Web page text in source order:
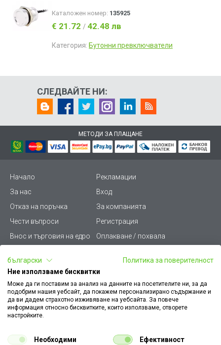
Каталожен номер: 135925
€ 21.72 / 42.48 лв
Категория: Бутонни превключватели
СЛЕДВАЙТЕ НИ:
МЕТОДИ ЗА ПЛАЩАНЕ
Начало
Рекламации
За нас
Вход
Отказ на поръчка
За компанията
Чести въпроси
Регистрация
Внос и търговия на едро
Оплакване / похвала
Условия за ползване
Стани дистрибутор
Карта на сайта
Кариери
Как да намеря документ
към поръчка
Платформа за AРС
български
Политика за поверителност
Ние използваме бисквитки
Може да ги поставим за анализ на данните на посетителите ни, за да
подобрим нашия уебсайт, да покажем персонализирано съдържание и
да ви дадем страхотно изживяване на уебсайта. За повече
информация относно бисквитките, които използваме, отворете
настройките.
Необходими Ефективност